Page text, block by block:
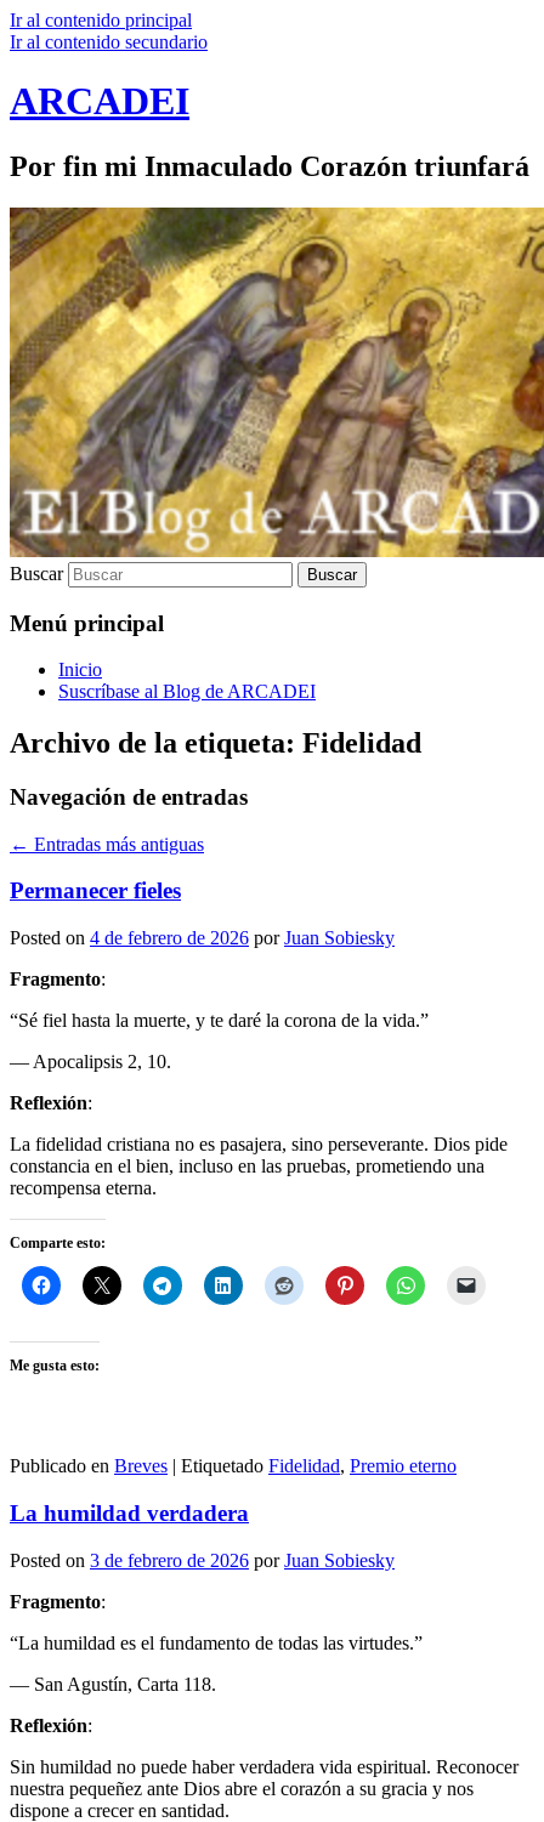
Ir al contenido principal
Ir al contenido secundario
ARCADEI
Por fin mi Inmaculado Corazón triunfará
Buscar
Menú principal
Inicio
Suscríbase al Blog de ARCADEI
Archivo de la etiqueta: Fidelidad
Navegación de entradas
← Entradas más antiguas
Permanecer fieles
Posted on 4 de febrero de 2026 porJuan Sobiesky
Fragmento:
“Sé fiel hasta la muerte, y te daré la corona de la vida.”
— Apocalipsis 2, 10.
Reflexión:
La fidelidad cristiana no es pasajera, sino perseverante. Dios pide
constancia en el bien, incluso en las pruebas, prometiendo una
recompensa eterna.
Comparte esto:
Me gusta esto:
Publicado en Breves | Etiquetado Fidelidad, Premio eterno
La humildad verdadera
Posted on 3 de febrero de 2026 porJuan Sobiesky
Fragmento:
“La humildad es el fundamento de todas las virtudes.”
— San Agustín, Carta 118.
Reflexión:
Sin humildad no puede haber verdadera vida espiritual. Reconocer
nuestra pequeñez ante Dios abre el corazón a su gracia y nos
dispone a crecer en santidad.